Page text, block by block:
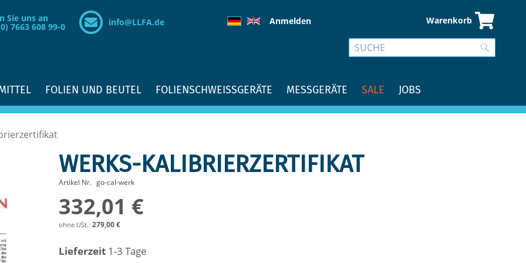
Anmelden Warenkorb
Suche
Sie uns an
7663 608 99-0 info@LLFA.de
FOLIEN UND BEUTEL FOLIENSCHWEISSGERÄTE MESSGERÄTE SALE JOBS
WERKS-KALIBRIERZERTIFIKAT
Artikel Nr. go-cal-werk
332,01 €
279,00 €
Lieferzeit 1-3 Tage